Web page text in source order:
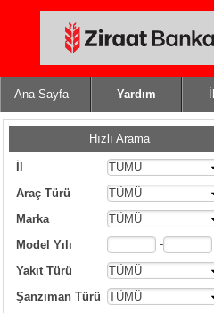
Ana Sayfa Yardım
Hızlı Arama
TÜMÜ
Araç Türü
TÜMÜ
Marka
TÜMÜ
Model Yılı
-
Yakıt Türü
TÜMÜ
Şanzıman Türü
TÜMÜ